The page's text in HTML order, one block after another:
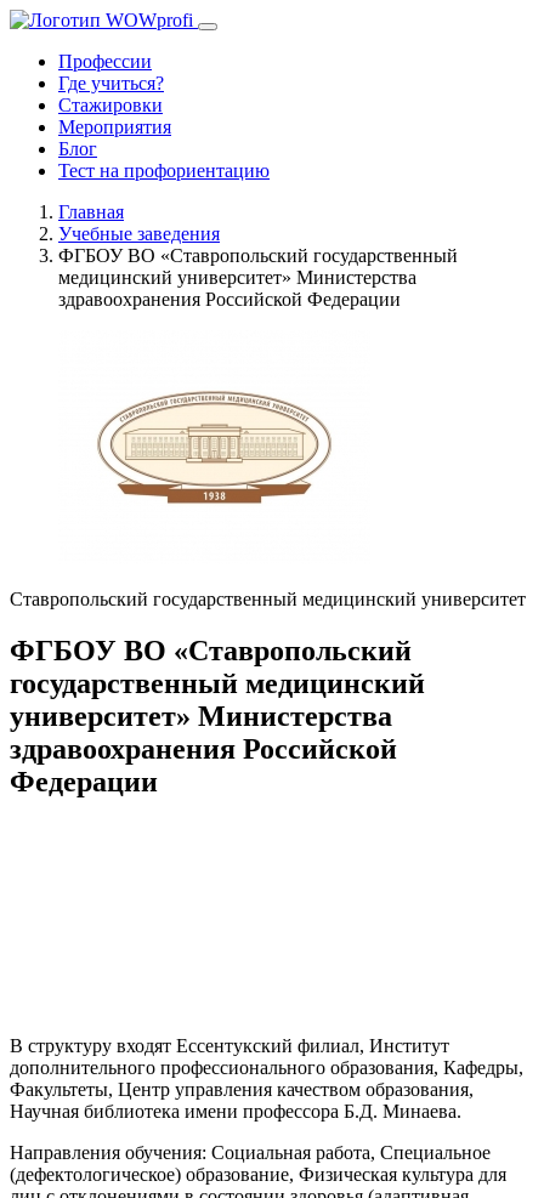
Профессии
Где учиться?
Стажировки
Мероприятия
Блог
Тест на профориентацию
Главная
Учебные заведения
ФГБОУ ВО «Ставропольский государственный
медицинский университет» Министерства
здравоохранения Российской Федерации
Ставропольский государственный медицинский университет
ФГБОУ ВО «Ставропольский
государственный медицинский
университет» Министерства
здравоохранения Российской
Федерации
В структуру входят Ессентукский филиал, Институт
дополнительного профессионального образования, Кафедры,
Факультеты, Центр управления качеством образования,
Научная библиотека имени профессора Б.Д. Минаева.
Направления обучения: Социальная работа, Специальное
(дефектологическое) образование, Физическая культура для